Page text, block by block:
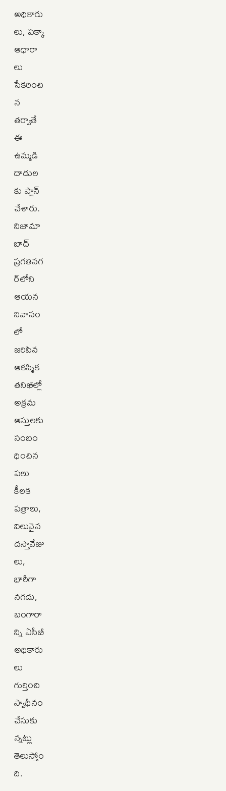
అధికారు
లు, పక్కా
ఆధారా
లు
సేకరించి
న
తర్వాతే
ఈ
ఉమ్మడి
దాడుల
కు ప్లాన్
చేశారు.
నిజామా
బాద్
ప్రగతినగ
ర్‌లోని
ఆయన
నివాసం
లో
జరిపిన
ఆకస్మిక
తనిఖీల్లో
అక్రమ
ఆస్తులకు
సంబం
ధించిన
పలు
కీలక
పత్రాలు,
విలువైన
దస్తావేజు
లు,
భారీగా
నగదు,
బంగారా
న్ని ఏసీబీ
అధికారు
లు
గుర్తించి
స్వాధీనం
చేసుకు
న్నట్లు
తెలుస్తోం
ది.